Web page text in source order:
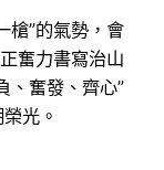
”的氣勢，會
奮力書寫治山
、奮發、齊心”
光。